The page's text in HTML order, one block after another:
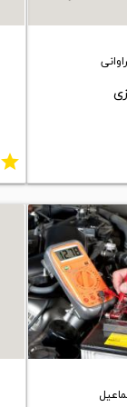
star